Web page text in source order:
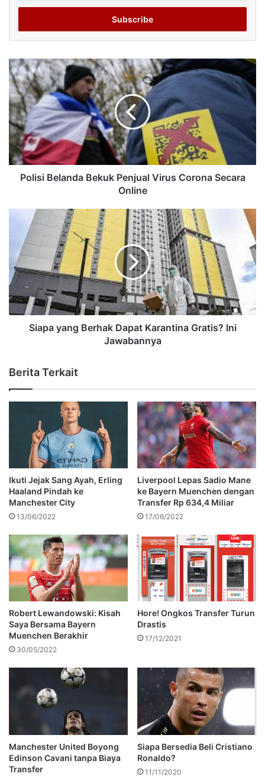
Email
Polisi Belanda Bekuk Penjual Virus Corona Secara
Online
Siapa yang Berhak Dapat Karantina Gratis? Ini
Jawabannya
Berita Terkait
Ikuti Jejak Sang Ayah, Erling
Haaland Pindah ke
Manchester City
13/06/2022
Liverpool Lepas Sadio Mane
ke Bayern Muenchen dengan
Transfer Rp 634,4 Miliar
17/06/2022
Robert Lewandowski: Kisah
Saya Bersama Bayern
Muenchen Berakhir
30/05/2022
Hore! Ongkos Transfer Turun
Drastis
17/12/2021
Manchester United Boyong
Edinson Cavani tanpa Biaya
Transfer
Siapa Bersedia Beli Cristiano
Ronaldo?
11/11/2020